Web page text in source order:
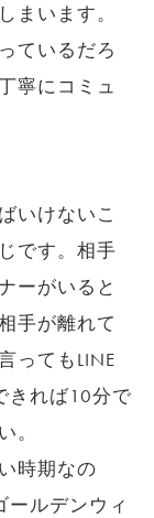
まいます。
ているだろ
寧にコミュ
いけないこ
です。相手
ーがいると
手が離れて
ってもLINE
きれば10分で
。
時期なの
ールデンウィ